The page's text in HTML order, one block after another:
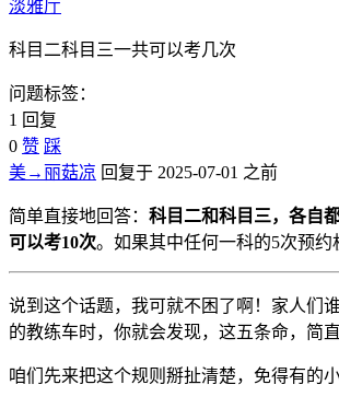
淡雅厅
科目二科目三一共可以考几次
问题标签：
1 回复
0 赞 踩
美→丽菇凉 回复于 2025-07-01 之前
简单直接地回答： 科目二和科目三，各自
可以考10次。如果其中任何一科的5次预
说到这个话题，我可就不困了啊！家人们
的教练车时，你就会发现，这五条命，简
咱们先来把这个规则掰扯清楚，免得有的